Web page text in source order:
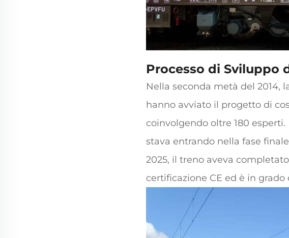
Processo di Sviluppo
Nella seconda metà del 2014,
hanno avviato il progetto di
coinvolgendo oltre 180
stava entrando nella fase
2025, il treno aveva
certificazione CE ed è in